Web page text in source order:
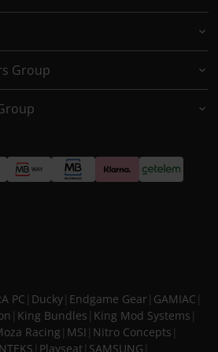
Group
PC Ducky Endgame Gear GAMIAC
King Bundles King Mod Systems
Racing MSI Nitro Concepts
Playseat SAMSUNG